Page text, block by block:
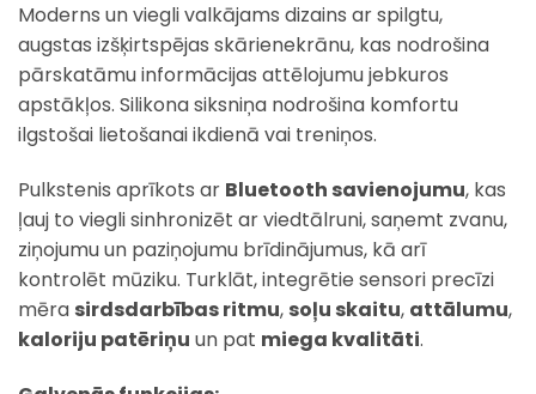
Moderns un viegli valkājams dizains ar spilgtu,
augstas izšķirtspējas skārienekrānu, kas nodrošina
pārskatāmu informācijas attēlojumu jebkuros
apstākļos. Silikona siksniņa nodrošina komfortu
ilgstošai lietošanai ikdienā vai treniņos.
Pulkstenis aprīkots ar Bluetooth savienojumu, kas
ļauj to viegli sinhronizēt ar viedtālruni, saņemt zvanu,
ziņojumu un paziņojumu brīdinājumus, kā arī
kontrolēt mūziku. Turklāt, integrētie sensori precīzi
mēra sirdsdarbības ritmu, soļu skaitu, attālumu,
kaloriju patēriņu un pat miega kvalitāti.